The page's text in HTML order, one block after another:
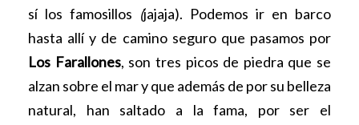
sí los famosillos (jajaja). Podemos ir en barco
hasta allí y de camino seguro que pasamos por
Los Farallones, son tres picos de piedra que se
alzan sobre el mar y que además de por su belleza
natural, han saltado a la fama, por ser el